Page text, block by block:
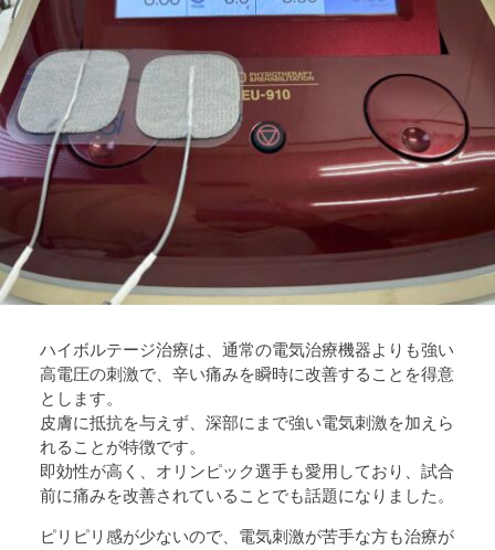
ハイボルテージ治療は、通常の電気治療機器よりも強い
高電圧の刺激で、辛い痛みを瞬時に改善することを得意
とします。
皮膚に抵抗を与えず、深部にまで強い電気刺激を加えら
れることが特徴です。
即効性が高く、オリンピック選手も愛用しており、試合
前に痛みを改善されていることでも話題になりました。
ピリピリ感が少ないので、電気刺激が苦手な方も治療が